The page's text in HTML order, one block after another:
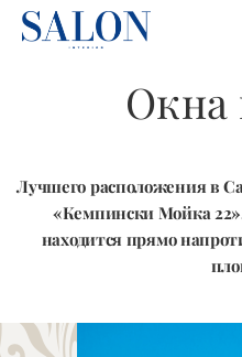
Окна
Лучшего расположения в
«Кемпински Мойка
находится прямо